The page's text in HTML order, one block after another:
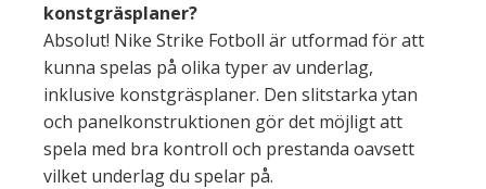
konstgräsplaner?
Absolut! Nike Strike Fotboll är utformad för att
kunna spelas på olika typer av underlag,
inklusive konstgräsplaner. Den slitstarka ytan
och panelkonstruktionen gör det möjligt att
spela med bra kontroll och prestanda oavsett
vilket underlag du spelar på.